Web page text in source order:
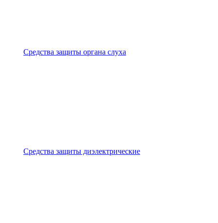
Средства защиты органа слуха
Средства защиты диэлектрические